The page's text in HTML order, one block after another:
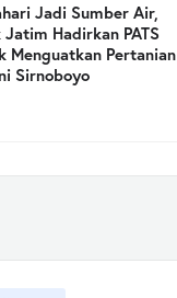
Jadi Sumber Air,
Jatim Hadirkan PATS
Menguatkan Pertanian
Sirnoboyo